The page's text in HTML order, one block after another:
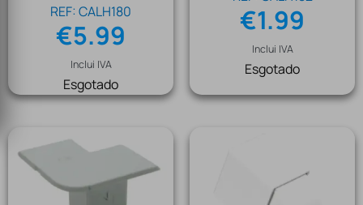
REF: CALH180
€5.99
Inclui IVA
Esgotado
€1.99
Inclui IVA
Esgotado